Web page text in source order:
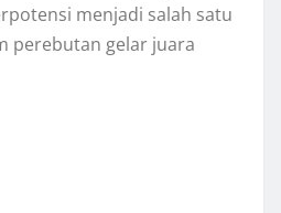
menjadi salah satu
perebutan gelar juara